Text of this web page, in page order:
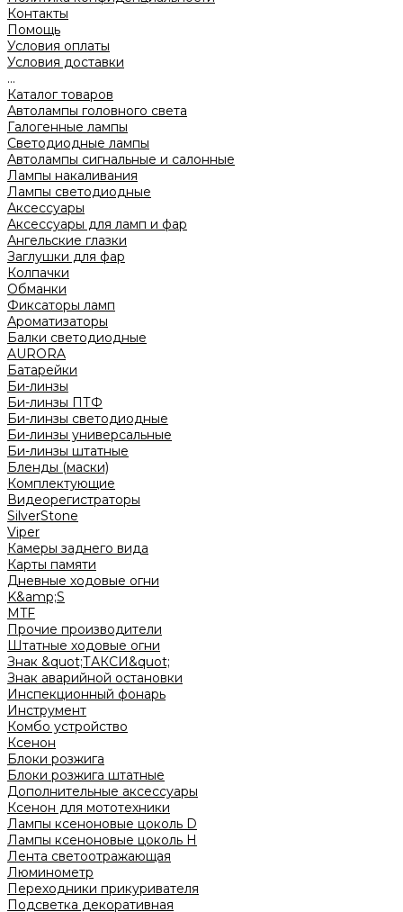
Контакты
Помощь
Условия оплаты
Условия доставки
...
Каталог товаров
Автолампы головного света
Галогенные лампы
Светодиодные лампы
Автолампы сигнальные и салонные
Лампы накаливания
Лампы светодиодные
Аксессуары
Аксессуары для ламп и фар
Ангельские глазки
Заглушки для фар
Колпачки
Обманки
Фиксаторы ламп
Ароматизаторы
Балки светодиодные
AURORA
Батарейки
Би-линзы
Би-линзы ПТФ
Би-линзы светодиодные
Би-линзы универсальные
Би-линзы штатные
Бленды (маски)
Комплектующие
Видеорегистраторы
SilverStone
Viper
Камеры заднего вида
Карты памяти
Дневные ходовые огни
K&amp;S
MTF
Прочие производители
Штатные ходовые огни
Знак &quot;ТАКСИ&quot;
Знак аварийной остановки
Инспекционный фонарь
Инструмент
Комбо устройство
Ксенон
Блоки розжига
Блоки розжига штатные
Дополнительные аксессуары
Ксенон для мототехники
Лампы ксеноновые цоколь D
Лампы ксеноновые цоколь H
Лента светоотражающая
Люминометр
Переходники прикуривателя
Подсветка декоративная